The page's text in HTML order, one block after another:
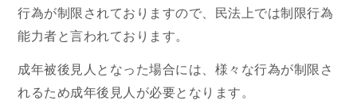
行為が制限されておりますので、民法上では制限行為
能力者と言われております。
成年被後見人となった場合には、様々な行為が制限さ
れるため成年後見人が必要となります。